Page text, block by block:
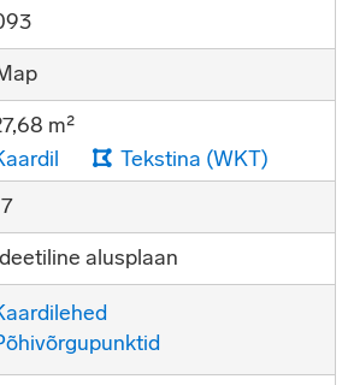
m²
Tekstina (WKT)
alusplaan